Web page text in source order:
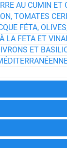
AU CUMIN ET
TOMATES
FÉTA,
LA FETA ET
ET